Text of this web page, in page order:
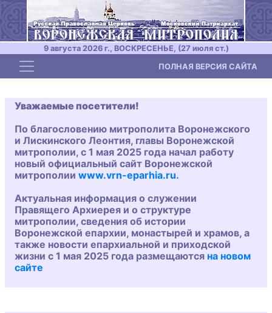
9 августа 2026 г., ВОСКРЕСЕНЬЕ, (27 июля ст.)
Toggle navigation ПОЛНАЯ ВЕРСИЯ САЙТА
Уважаемые посетители!
По благословению митрополита Воронежского
и Лискинского Леонтия, главы Воронежской
митрополии, с 1 мая 2025 года начал работу
новый официальный сайт Воронежской
митрополии www.vrn-eparhia.ru.
Актуальная информация о служении
Правящего Архиерея и о структуре
митрополии, сведения об истории
Воронежской епархии, монастырей и храмов, а
также новости епархиальной и приходской
жизни с 1 мая 2025 года размещаются на новом
сайте